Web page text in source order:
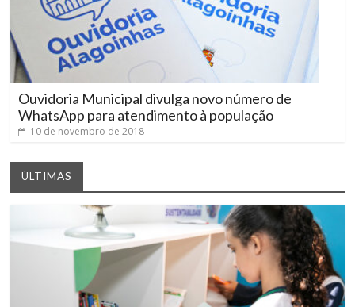
Ouvidoria Municipal divulga novo número de
WhatsApp para atendimento à população
10 de novembro de 2018
ÚLTIMAS